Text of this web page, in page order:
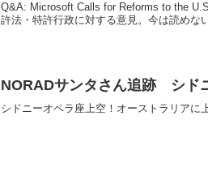
Q&A: Microsoft Calls for Reforms to the
許法・特許行政に対する意見。今は読めな
NORADサンタさん追跡 シド
シドニーオペラ座上空！オーストラリアに